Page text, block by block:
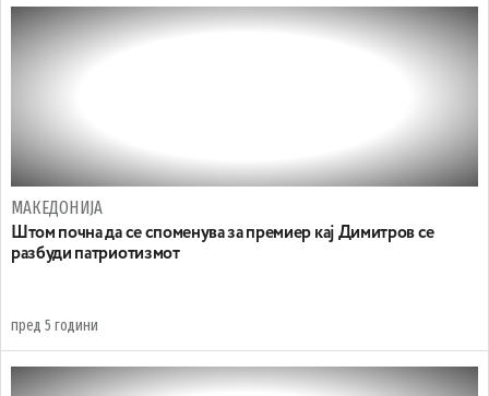
МАКЕДОНИЈА
Штом почна да се споменува за премиер кај Димитров се
разбуди патриотизмот
пред 5 години